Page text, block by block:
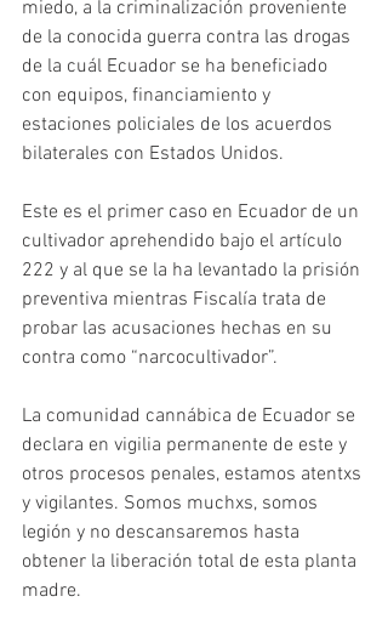
miedo, a la criminalización proveniente
de la conocida guerra contra las drogas
de la cuál Ecuador se ha beneficiado
con equipos, financiamiento y
estaciones policiales de los acuerdos
bilaterales con Estados Unidos.
Este es el primer caso en Ecuador de un
cultivador aprehendido bajo el artículo
222 y al que se la ha levantado la prisión
preventiva mientras Fiscalía trata de
probar las acusaciones hechas en su
contra como “narcocultivador”.
La comunidad cannábica de Ecuador se
declara en vigilia permanente de este y
otros procesos penales, estamos atentxs
y vigilantes. Somos muchxs, somos
legión y no descansaremos hasta
obtener la liberación total de esta planta
madre.